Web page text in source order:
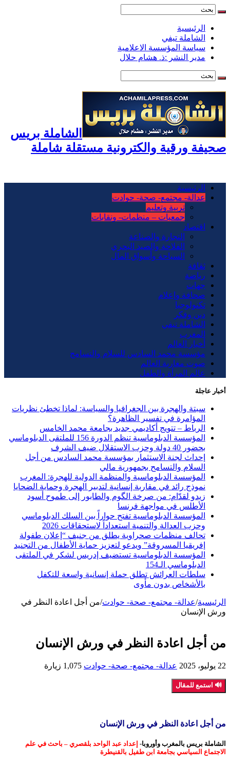
الرئيسية
الشاملة تيفي
سياسة المؤسسة الاعلامية
مدير النشر :ذ. هشام حلال
الشاملة بريس
صحيفة ورقية والكترونية مستقلة شاملة
الرئيسية
عدالة- مجتمع- صحة- حوادت
تربية وتعليم
جمعيات – منظمات- ونقابات
اقتصاد
التجارة والصناعة
الفلاحة والصيد البحري
السياحة وأسواق المال
ثقافة
رياضة
جهات
صحافة وإعلام
تكنولوجيا
دين وفكر
الشاملة تيفي
المغرب
أخبار العالم
مؤسسة محمد السادس للسلام والتسامح
صوت مغاربة العالم
عالم المرأة والطفل
أخبار عاجلة
سبتة والهجرة بين الجغرافيا والسياسة: لماذا تخطئ نظريات
المؤامرة في تفسير الظاهرة؟
الرباط – تتويج أكاديمي جديد بجامعة محمد الخامس
المؤسسة الدبلوماسية تنظم الدورة 156 للملتقى الدبلوماسي
بحضور 40 دولة وحزب الاستقلال ضيف الشرف
إحداث لجنة الاستثمار بمؤسسة محمد السادس من أجل
السلام والتسامح بجمهورية مالي
المؤسسة الدبلوماسية والمنظمة الدولية للهجرة: المغرب
نموذج رائد في مقاربة إنسانية لتدبير الهجرة وحماية الضحايا
زيدو لقدّام: من صرخة الگوم والطابور إلى طموح أسود
الأطلس في مواجهة فرنسا
المؤسسة الدبلوماسية تفتح حواراً بين السلك الدبلوماسي
وحزب العدالة والتنمية استعداداً لاستحقاقات 2026
تحالف منظمات صحراوية يطلق من جنيف “إعلان طفولة
إفريقيا المسروقة” ويدعو لتعزيز حماية الأطفال من التجنيد
المؤسسة الدبلوماسية تستضيف إدريس لشكر في الملتقى
الدبلوماسي الـ154
سلطات العرائش تطلق حملة إنسانية واسعة للتكفل
بالأشخاص بدون مأوى
الرئيسية/عدالة- مجتمع- صحة- حوادت/من أجل اعادة النظر في
ورش الإنسان
من أجل اعادة النظر في ورش الإنسان
22 يوليو، 2025 عدالة- مجتمع- صحة- حوادت 1,075 زيارة
🔊 استمع للمقال
من أجل اعادة النظر في ورش الإنسان
الشاملة بريس بالمغرب وأوروبا- إعداد عبد الواحد بلقصري – باحث في علم
الاجتماع السياسي بجامعة ابن طفيل بالقنيطرة